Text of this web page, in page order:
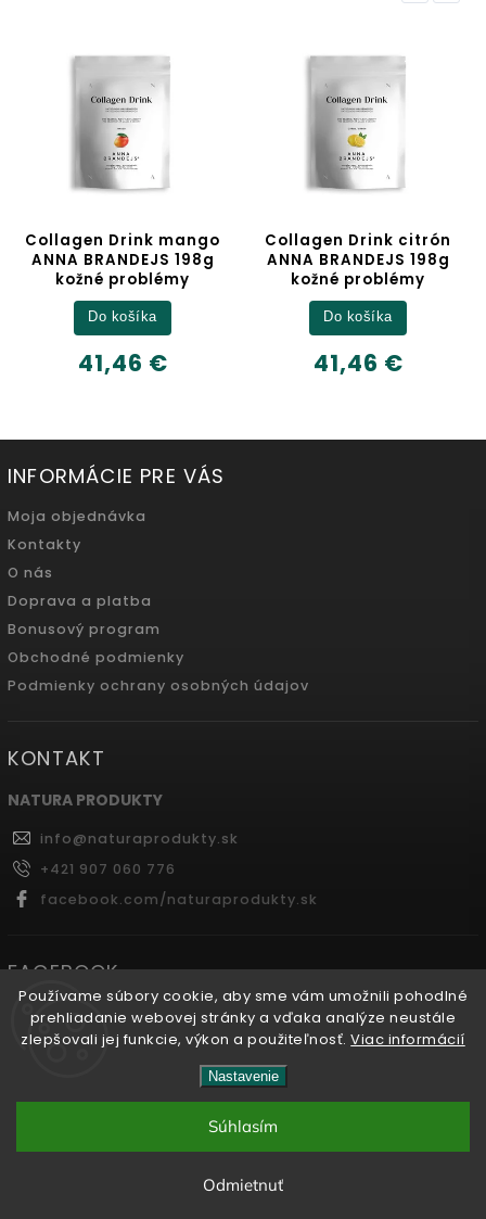
Používame súbory cookie, aby sme vám umožnili pohodlné
prehliadanie webovej stránky a vďaka analýze neustále
zlepšovali jej funkcie, výkon a použiteľnosť.Viac informácií
Nastavenie
Odmietnuť
Súhlasím
Collagen Drink citrón
ANNA BRANDEJS 198g
kožné problémy
41,46 €
Do košíka
Ceramides+ ANNA
BRANDEJS 30 kapsúl
VEGAN
61,50 €
Do košíka
INFORMÁCIE PRE VÁS
Moja objednávka
Kontakty
O nás
Doprava a platba
Bonusový program
Obchodné podmienky
Podmienky ochrany osobných údajov
KONTAKT
NATURA PRODUKTY
info@naturaprodukty.sk
+421 907 060 776
facebook.com/naturaprodukty.sk
FACEBOOK
Naturaprodukty.sk
vyhradené.
Shoptet| Design